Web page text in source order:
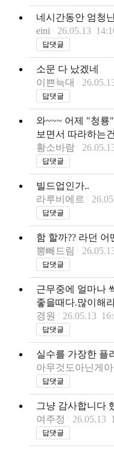
네시간동안 엄청
eini
26.05.13
답댓글
소문 다 났겠네
이쁜늑대
답댓글
와~~~ 어제 "청룡
보면서 따라하는
황소바람
답댓글
빌드업인가..
라루비에르
답댓글
함 할까?? 라던
뽕빼드림
답댓글
근무중에 얼마나
좋을때다.많이해
경원
26.05.13
답댓글
실수를 가장한 플
아무것도아닌게
답댓글
그냥 감사합니다
여주정
26.05.13
답댓글